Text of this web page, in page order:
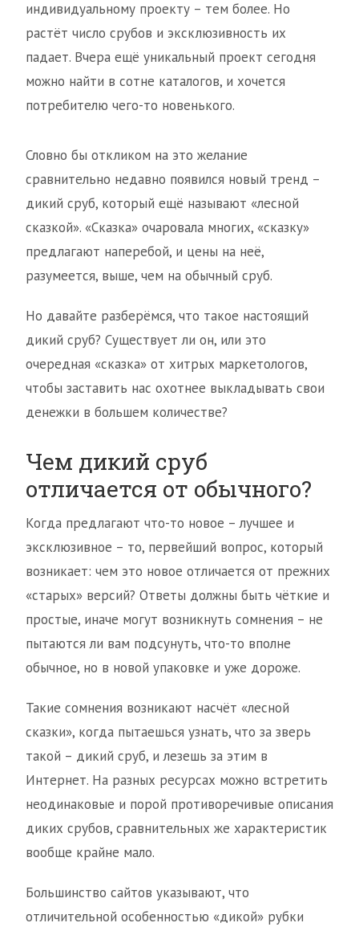
индивидуальному проекту – тем более. Но
растёт число срубов и эксклюзивность их
падает. Вчера ещё уникальный проект сегодня
можно найти в сотне каталогов, и хочется
потребителю чего-то новенького.
Словно бы откликом на это желание
сравнительно недавно появился новый тренд –
дикий сруб, который ещё называют «лесной
сказкой». «Сказка» очаровала многих, «сказку»
предлагают наперебой, и цены на неё,
разумеется, выше, чем на обычный сруб.
Но давайте разберёмся, что такое настоящий
дикий сруб? Существует ли он, или это
очередная «сказка» от хитрых маркетологов,
чтобы заставить нас охотнее выкладывать свои
денежки в большем количестве?
Чем дикий сруб
отличается от обычного?
Когда предлагают что-то новое – лучшее и
эксклюзивное – то, первейший вопрос, который
возникает: чем это новое отличается от прежних
«старых» версий? Ответы должны быть чёткие и
простые, иначе могут возникнуть сомнения – не
пытаются ли вам подсунуть, что-то вполне
обычное, но в новой упаковке и уже дороже.
Такие сомнения возникают насчёт «лесной
сказки», когда пытаешься узнать, что за зверь
такой – дикий сруб, и лезешь за этим в
Интернет. На разных ресурсах можно встретить
неодинаковые и порой противоречивые описания
диких срубов, сравнительных же характеристик
вообще крайне мало.
Большинство сайтов указывают, что
отличительной особенностью «дикой» рубки